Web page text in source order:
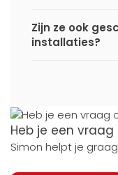
Zijn ze ook
installaties?
Heb je een
Simon helpt je